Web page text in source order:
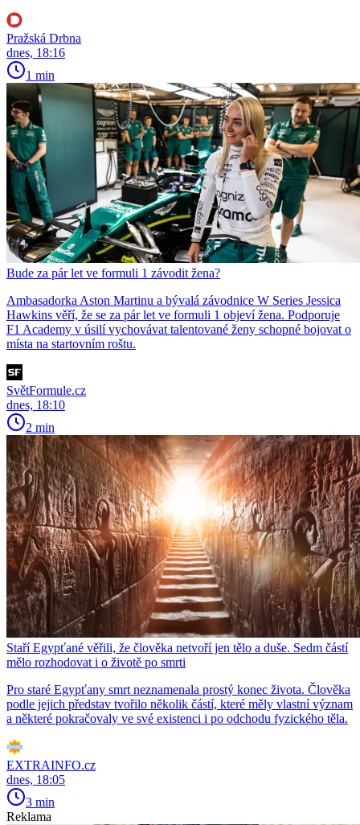
Pražská Drbna
dnes, 18:16
1 min
Bude za pár let ve formuli 1 závodit žena?
Ambasadorka Aston Martinu a bývalá závodnice W Series Jessica
Hawkins věří, že se za pár let ve formuli 1 objeví žena. Podporuje
F1 Academy v úsilí vychovávat talentované ženy schopné bojovat o
místa na startovním roštu.
SvětFormule.cz
dnes, 18:10
2 min
Staří Egypťané věřili, že člověka netvoří jen tělo a duše. Sedm částí
mělo rozhodovat i o životě po smrti
Pro staré Egypťany smrt neznamenala prostý konec života. Člověka
podle jejich představ tvořilo několik částí, které měly vlastní význam
a některé pokračovaly ve své existenci i po odchodu fyzického těla.
EXTRAINFO.cz
dnes, 18:05
3 min
Reklama